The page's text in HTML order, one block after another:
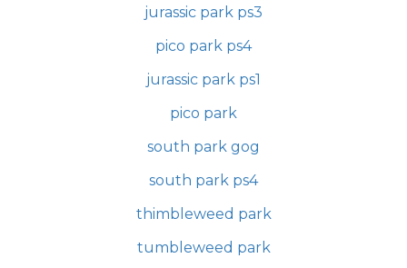
jurassic park ps3
pico park ps4
jurassic park ps1
pico park
south park gog
south park ps4
thimbleweed park
tumbleweed park